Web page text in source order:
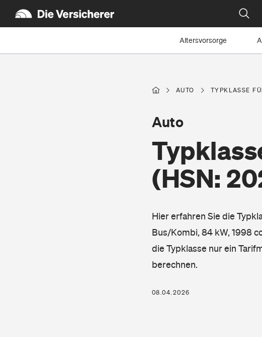
Altersvorsorge
AUTO TYPKLASSE
(HSN:
Auto
Hier erfahren Sie die
Bus/Kombi, 84 kW, 1998
die Typklasse nur ein
berechnen.
08.04.2026